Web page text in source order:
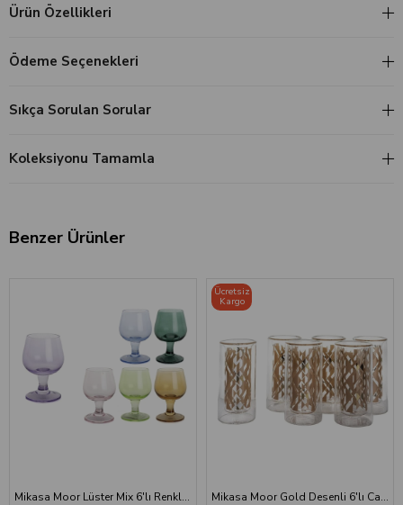
Ürün Özellikleri
Ödeme Seçenekleri
Sıkça Sorulan Sorular
Koleksiyonu Tamamla
Benzer Ürünler
Mikasa Moor Lüster Mix 6'lı Renkli Ayaklı Cam Bardak Seti 110 ml Mikasa Moor Gold Desenli 6'lı Cam Likör Bardağı Seti 70 ml
Ücretsiz
Kargo